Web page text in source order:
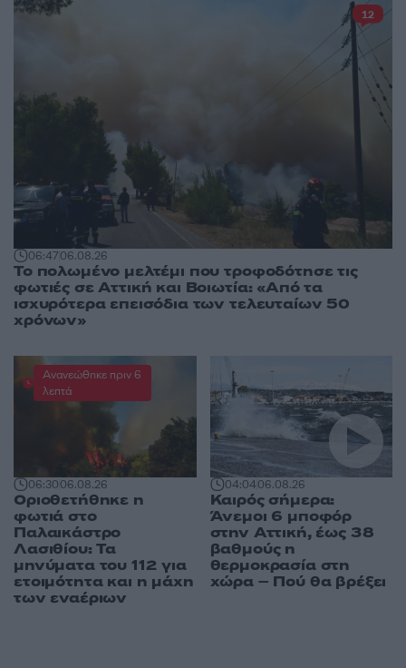
06:4706.08.26
Το πολωμένο μελτέμι που τροφοδότησε τις
φωτιές σε Αττική και Βοιωτία: «Από τα
ισχυρότερα επεισόδια των τελευταίων 50
χρόνων»
12
06:3006.08.26
Οριοθετήθηκε η
φωτιά στο
Παλαικάστρο
Λασιθίου: Τα
μηνύματα του 112 για
ετοιμότητα και η μάχη
των εναέριων
Ανανεώθηκε πριν 6
λεπτά
04:0406.08.26
Καιρός σήμερα:
Άνεμοι 6 μποφόρ
στην Αττική, έως 38
βαθμούς η
θερμοκρασία στη
χώρα – Πού θα βρέξει